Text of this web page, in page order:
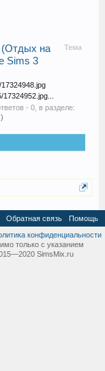
Тема
(Отдых на
Sims 3
- 0, в разделе:
Обратная связь
Помощь
конфиденциальности
только с указанием
SimsMix.ru